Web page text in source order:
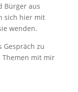
Bürger aus
sich hier mit
wenden.
Gespräch zu
Themen mit mir